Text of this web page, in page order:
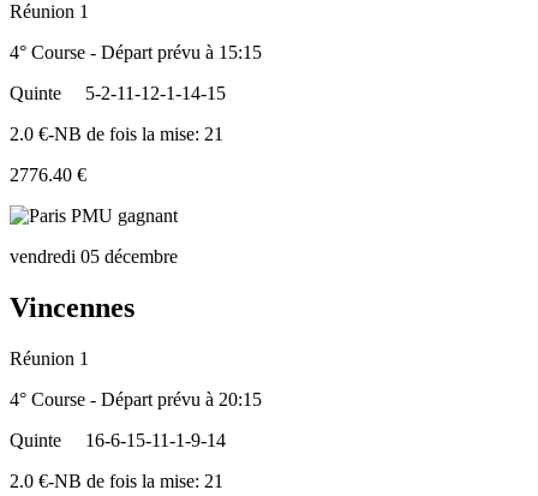
Réunion 1
4° Course - Départ prévu à 15:15
Quinte
5-2-11-12-1-14-15
2.0 €-NB de fois la mise: 21
2776.40 €
vendredi 05 décembre
Vincennes
Réunion 1
4° Course - Départ prévu à 20:15
Quinte
16-6-15-11-1-9-14
2.0 €-NB de fois la mise: 21